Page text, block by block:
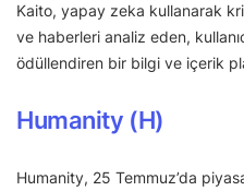
Kaito, yapay zeka kullanarak
ve haberleri analiz eden,
ödüllendiren bir bilgi ve içerik
Humanity (H)
Humanity, 25 Temmuz’da